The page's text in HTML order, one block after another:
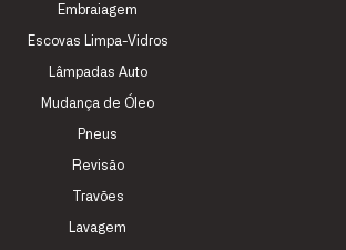
Embraiagem
Escovas Limpa-Vidros
Lâmpadas Auto
Mudança de Óleo
Pneus
Revisão
Travões
Lavagem